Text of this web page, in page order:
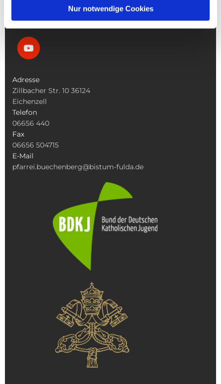
Nur notwendige Cookies
Adresse
Zillbacher Str. 10 36124
Eichenzell
Telefon
06656 440
Fax
06656 504715
E-Mail
pfarrei.buechenberg@bistum-fulda.de